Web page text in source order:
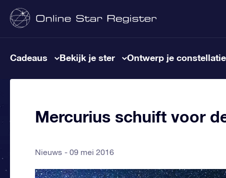
Cadeaus Bekijk je ster Ontwerp je constellatie
Mercurius schuift voor
Nieuws 09 mei 2016